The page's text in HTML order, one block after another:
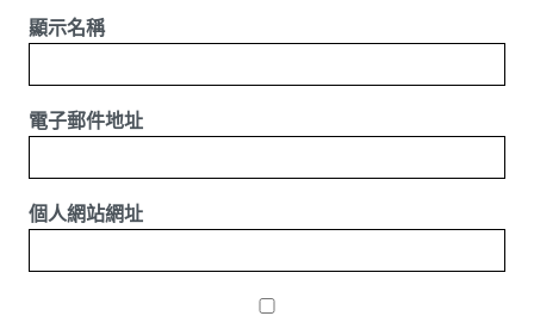
顯示名稱
電子郵件地址
個人網站網址